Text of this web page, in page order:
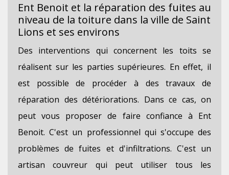
Ent Benoit et la réparation des fuites au
niveau de la toiture dans la ville de Saint
Lions et ses environs
Des interventions qui concernent les toits se
réalisent sur les parties supérieures. En effet, il
est possible de procéder à des travaux de
réparation des détériorations. Dans ce cas, on
peut vous proposer de faire confiance à Ent
Benoit. C'est un professionnel qui s'occupe des
problèmes de fuites et d'infiltrations. C'est un
artisan couvreur qui peut utiliser tous les